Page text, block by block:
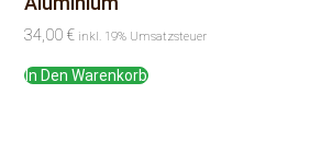
34,00 € inkl. 19% Umsatzsteuer
In Den Warenkorb